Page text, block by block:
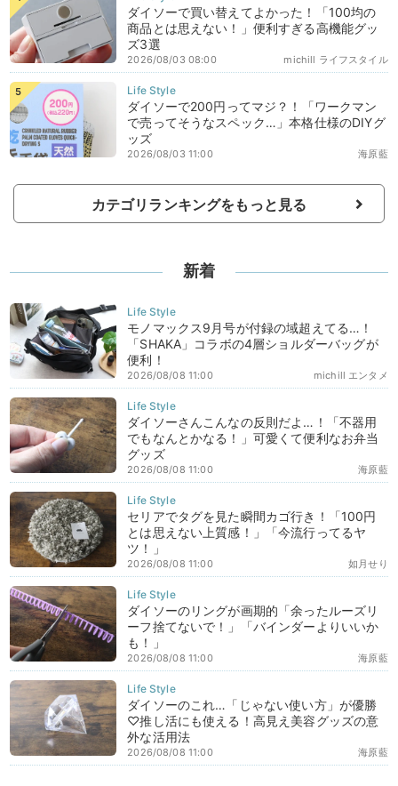
ダイソーで買い替えてよかった！「100均の
商品とは思えない！」便利すぎる高機能グッ
ズ3選
michill ライフスタイル
2026/08/03 08:00
ダイソーで200円ってマジ？！「ワークマン
で売ってそうなスペック…」本格仕様のDIYグ
ッズ
海原藍
2026/08/03 11:00
カテゴリランキングをもっと見る
新着
モノマックス9月号が付録の域超えてる…！
「SHAKA」コラボの4層ショルダーバッグが
便利！
michill エンタメ
2026/08/08 11:00
ダイソーさんこんなの反則だよ…！「不器用
でもなんとかなる！」可愛くて便利なお弁当
グッズ
海原藍
2026/08/08 11:00
セリアでタグを見た瞬間カゴ行き！「100円
とは思えない上質感！」「今流行ってるヤ
ツ！」
如月せり
2026/08/08 11:00
ダイソーのリングが画期的「余ったルーズリ
ーフ捨てないで！」「バインダーよりいいか
も！」
海原藍
2026/08/08 11:00
ダイソーのこれ…「じゃない使い方」が優勝
♡推し活にも使える！高見え美容グッズの意
外な活用法
海原藍
2026/08/08 11:00